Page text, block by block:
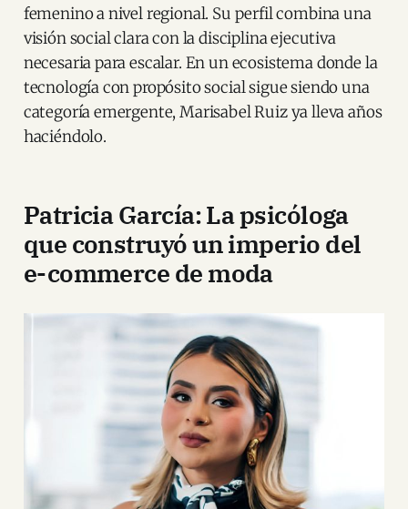
femenino a nivel regional. Su perfil combina una
visión social clara con la disciplina ejecutiva
necesaria para escalar. En un ecosistema donde la
tecnología con propósito social sigue siendo una
categoría emergente, Marisabel Ruiz ya lleva años
haciéndolo.
Patricia García: La psicóloga
que construyó un imperio del
e-commerce de moda